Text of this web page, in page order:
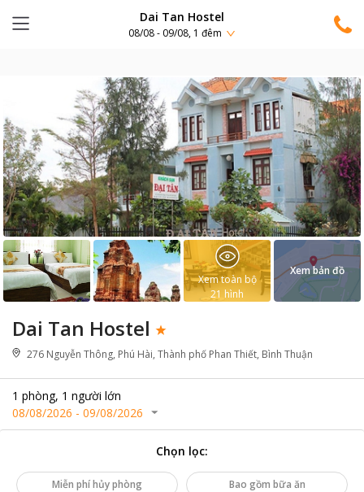
Dai Tan Hostel
08/08 - 09/08, 1 đêm
Dai Tan Hostel
276 Nguyễn Thông, Phú Hài, Thành phố Phan Thiết, Bình Thuận
1 phòng, 1 người lớn
08/08/2026 - 09/08/2026
Xem toàn bộ
21 hình
Xem bản đồ
Chọn lọc:
Miễn phí hủy phòng Bao gồm bữa ăn